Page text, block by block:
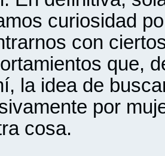
curiosidad
con
que,
la idea de
por
cosa.